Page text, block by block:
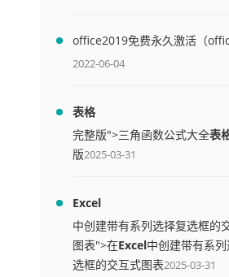
office2019免费永久激活（
免费永久激活码）
2022-06-04
表格
完整版">三角函数公式大全表
版2025-03-31
Excel
中创建带有系列选择复选框的
图表">在Excel中创建带有系
选框的交互式图表2025-03-31